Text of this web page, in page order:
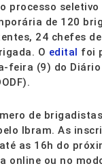
processo
de 120
24 chefes
O edital foi
feira (9) do
de
Ibram. As
as 16h do
online ou no